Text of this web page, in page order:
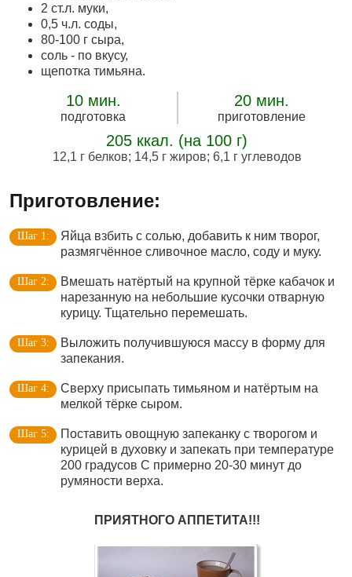
2 ст.л. муки,
0,5 ч.л. соды,
80-100 г сыра,
соль - по вкусу,
щепотка тимьяна.
10 мин.
подготовка
20 мин.
приготовление
205 ккал. (на 100 г)
12,1 г белков; 14,5 г жиров; 6,1 г углеводов
Приготовление:
Яйца взбить с солью, добавить к ним творог,
размягчённое сливочное масло, соду и муку.
Вмешать натёртый на крупной тёрке кабачок и
нарезанную на небольшие кусочки отварную
курицу. Тщательно перемешать.
Выложить получившуюся массу в форму для
запекания.
Сверху присыпать тимьяном и натёртым на
мелкой тёрке сыром.
Поставить овощную запеканку с творогом и
курицей в духовку и запекать при температуре
200 градусов С примерно 20-30 минут до
румяности верха.
ПРИЯТНОГО АППЕТИТА!!!